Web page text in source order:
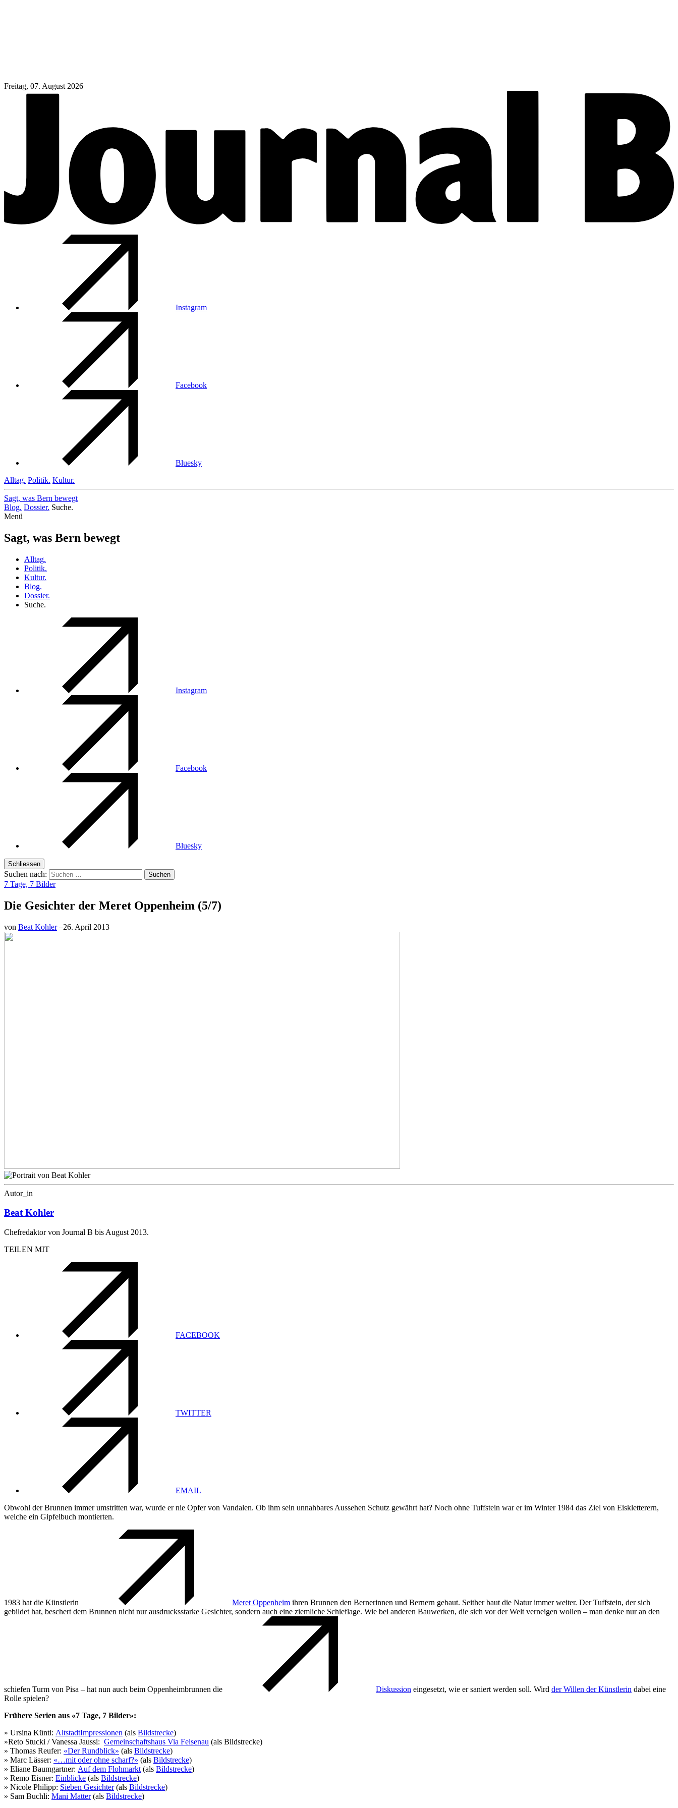
Freitag, 07. August 2026
Instagram
Facebook
Bluesky
Alltag. Politik. Kultur.
Sagt, was Bern bewegt
Blog. Dossier. Suche.
Menü
Sagt, was Bern bewegt
Alltag.
Politik.
Kultur.
Blog.
Dossier.
Suche.
Instagram
Facebook
Bluesky
Schliessen
Suchen nach:
7 Tage, 7 Bilder
Die Gesichter der Meret Oppenheim (5/7)
von Beat Kohler –26. April 2013
Autor_in
Beat Kohler
Chefredaktor von Journal B bis August 2013.
TEILEN MIT
FACEBOOK
TWITTER
EMAIL
Obwohl der Brunnen immer umstritten war, wurde er nie Opfer von Vandalen. Ob ihm sein unnahbares Aussehen Schutz gewährt hat? Noch ohne Tuffstein war er im Winter 1984 das Ziel von Eiskletterern,
welche ein Gipfelbuch montierten.
1983 hat die Künstlerin Meret Oppenheim ihren Brunnen den Bernerinnen und Bernern gebaut. Seither baut die Natur immer weiter. Der Tuffstein, der sich
gebildet hat, beschert dem Brunnen nicht nur ausdrucksstarke Gesichter, sondern auch eine ziemliche Schieflage. Wie bei anderen Bauwerken, die sich vor der Welt verneigen wollen – man denke nur an den
schiefen Turm von Pisa – hat nun auch beim Oppenheimbrunnen die Diskussion eingesetzt, wie er saniert werden soll. Wird der Willen der Künstlerin dabei eine
Rolle spielen?
Frühere Serien aus «7 Tage, 7 Bilder»:
» Ursina Künti: AltstadtImpressionen (als Bildstrecke)
»Reto Stucki / Vanessa Jaussi: Gemeinschaftshaus Via Felsenau (als Bildstrecke)
» Thomas Reufer: «Der Rundblick» (als Bildstrecke)
» Marc Lässer: «…mit oder ohne scharf?» (als Bildstrecke)
» Eliane Baumgartner: Auf dem Flohmarkt (als Bildstrecke)
» Remo Eisner: Einblicke (als Bildstrecke)
» Nicole Philipp: Sieben Gesichter(als Bildstrecke)
» Sam Buchli: Mani Matter(als Bildstrecke)